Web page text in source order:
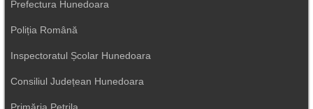
Prefectura Hunedoara
Poliția Română
Inspectoratul Școlar Hunedoara
Consiliul Județean Hunedoara